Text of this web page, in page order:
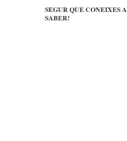
SEGUR QUE CONEIXES
SABER!